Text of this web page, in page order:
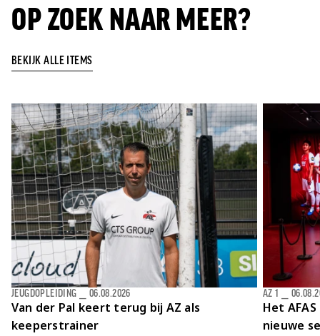
OP ZOEK NAAR MEER?
BEKIJK ALLE ITEMS
Van der Pal keert terug bij AZ als
keeperstrainer
JEUGDOPLEIDING 06.08.2026
Het
nieuwe
AZ 1